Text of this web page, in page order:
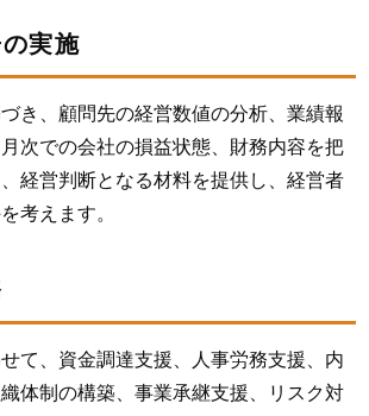
実施
き、顧問先の経営数値の分析、業績報
次での会社の損益状態、財務内容を把
経営判断となる材料を提供し、経営者
考えます。
て、資金調達支援、人事労務支援、内
体制の構築、事業承継支援、リスク対